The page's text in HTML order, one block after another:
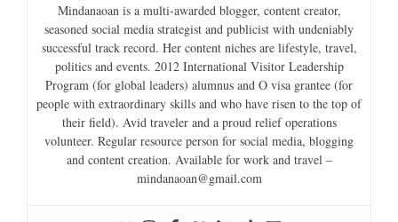
Mindanaoan is a multi-awarded blogger, content creator,
seasoned social media strategist and publicist with undeniably
successful track record. Her content niches are lifestyle, travel,
politics and events. 2012 International Visitor Leadership
Program (for global leaders) alumnus and O visa grantee (for
people with extraordinary skills and who have risen to the top of
their field). Avid traveler and a proud relief operations
volunteer. Regular resource person for social media, blogging
and content creation. Available for work and travel –
mindanaoan@gmail.com